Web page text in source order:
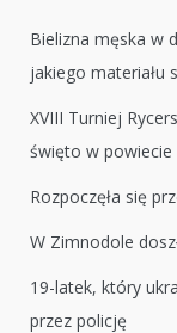
Bielizna męska w
jakiego materiału
XVIII Turniej
święto w powiecie
Rozpoczęła się
W Zimnodole
19-latek, który
przez policję